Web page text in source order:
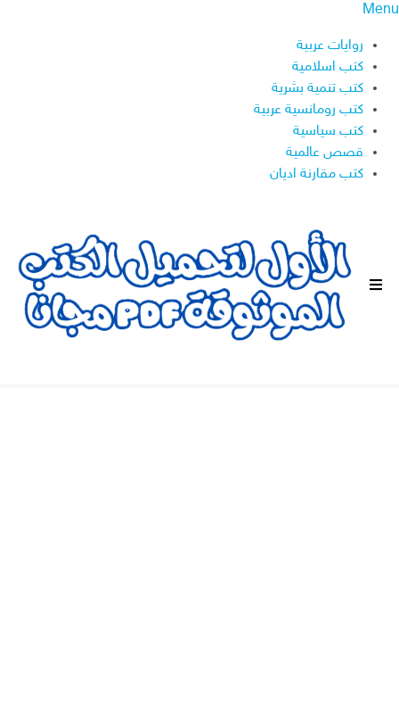
Menu
روايات عربية
كتب اسلامية
كتب تنمية بشرية
كتب رومانسية عربية
كتب سياسية
قصص عالمية
كتب مقارنة اديان
ا